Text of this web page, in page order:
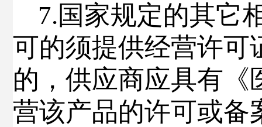
7.国家规定的其它
可的须提供经营许可
的，供应商应具有《
营该产品的许可或备